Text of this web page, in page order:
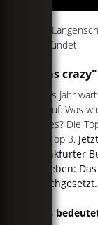
Der
verkündet.
"Das
Jedes Jahr
darauf: Was
Jahres? Die
die Top 3.
Frankfurter
gegeben:
durchgesetzt.
Was